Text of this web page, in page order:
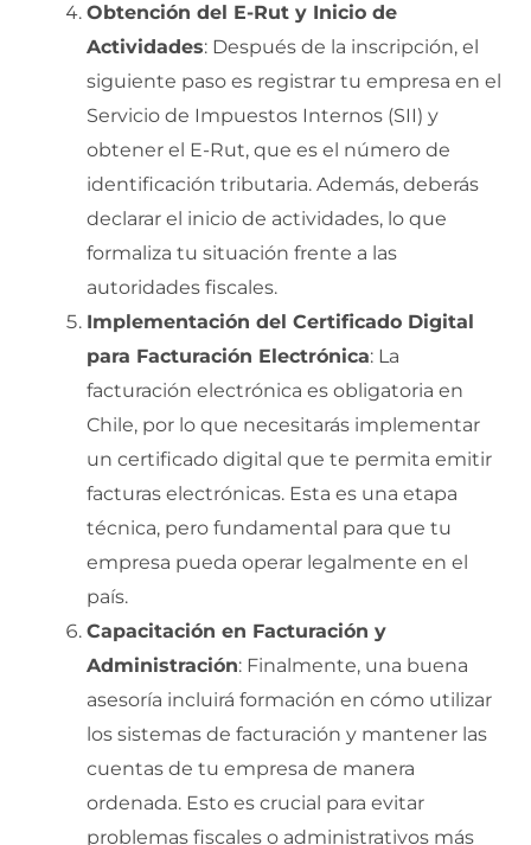
Obtención del E-Rut y Inicio de
Actividades: Después de la inscripción, el
siguiente paso es registrar tu empresa en el
Servicio de Impuestos Internos (SII) y
obtener el E-Rut, que es el número de
identificación tributaria. Además, deberás
declarar el inicio de actividades, lo que
formaliza tu situación frente a las
autoridades fiscales.
Implementación del Certificado Digital
para Facturación Electrónica: La
facturación electrónica es obligatoria en
Chile, por lo que necesitarás implementar
un certificado digital que te permita emitir
facturas electrónicas. Esta es una etapa
técnica, pero fundamental para que tu
empresa pueda operar legalmente en el
país.
Capacitación en Facturación y
Administración: Finalmente, una buena
asesoría incluirá formación en cómo utilizar
los sistemas de facturación y mantener las
cuentas de tu empresa de manera
ordenada. Esto es crucial para evitar
problemas fiscales o administrativos más